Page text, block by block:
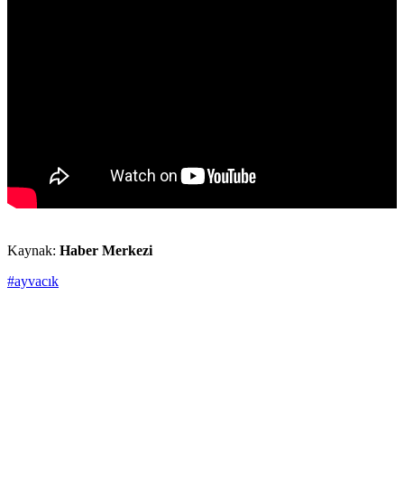
Kaynak: Haber Merkezi
#ayvacık